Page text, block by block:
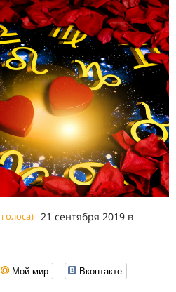
голоса)
21 сентября 2019 в
Мой мир
Вконтакте